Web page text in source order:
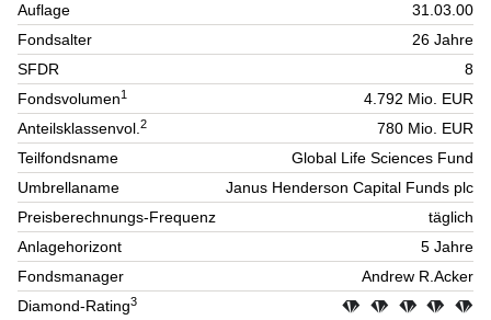
Auflage
31.03.00
Fondsalter
26 Jahre
SFDR
8
Fondsvolumen1
4.792 Mio. EUR
Anteilsklassenvol.2
780 Mio. EUR
Teilfondsname
Global Life Sciences Fund
Umbrellaname
Janus Henderson Capital Funds plc
Preisberechnungs-Frequenz
täglich
Anlagehorizont
5 Jahre
Fondsmanager
Andrew R.Acker
Diamond-Rating3